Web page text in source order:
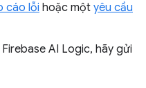
cáo lỗi hoặc một yêu cầu
AI Logic, hãy gửi